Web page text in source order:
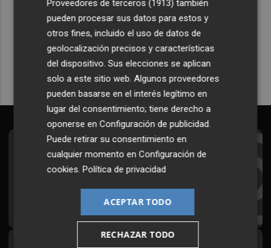
Plaza Podcast en tu correo
Quiero suscribirme
Suscríbete al Boletín
Todos los días a primera hora en tu email
¡Quiero suscribirme!
Proveedores de terceros (1913) también
pueden procesar sus datos para estos y
otros fines, incluido el uso de datos de
geolocalización precisos y características
del dispositivo. Sus elecciones se aplican
solo a este sitio web. Algunos proveedores
pueden basarse en el interés legítimo en
lugar del consentimiento; tiene derecho a
oponerse enConfiguración de publicidad.
Puede retirar su consentimiento en
cualquier momento enConfiguración de
cookies.Política de privacidad
ACEPTAR TODO
RECHAZAR TODO